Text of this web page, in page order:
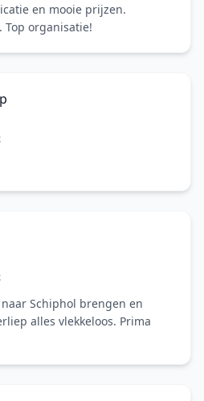
en mooie prijzen.
organisatie!
Schiphol brengen en
alles vlekkeloos. Prima